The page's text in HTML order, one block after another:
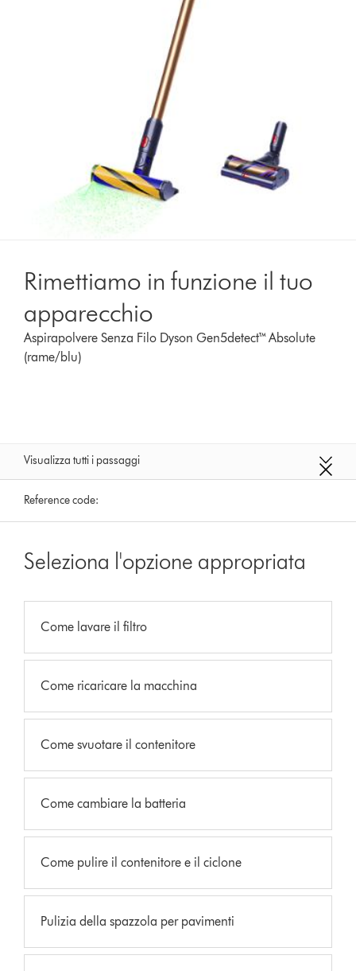
Rimettiamo in funzione il tuo
apparecchio
Aspirapolvere Senza Filo Dyson Gen5detect™ Absolute
(rame/blu)
Visualizza tutti i passaggi
Reference code:
Seleziona l'opzione appropriata
Come lavare il filtro
Come ricaricare la macchina
Come svuotare il contenitore
Come cambiare la batteria
Come pulire il contenitore e il ciclone
Pulizia della spazzola per pavimenti